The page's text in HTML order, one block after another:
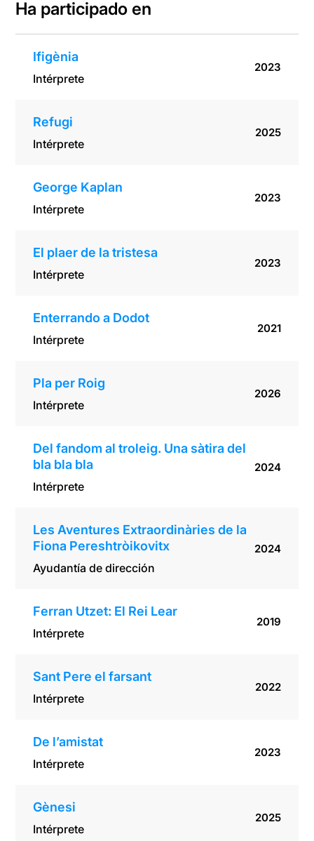
Ha participado en
Ifigènia
Intérprete
2023
Refugi
Intérprete
2025
George Kaplan
Intérprete
2023
El plaer de la tristesa
Intérprete
2023
Enterrando a Dodot
Intérprete
2021
Pla per Roig
Intérprete
2026
Del fandom al troleig. Una sàtira del
bla bla bla
Intérprete
2024
Les Aventures Extraordinàries de la
Fiona Pereshtròikovitx
Ayudantía de dirección
2024
Ferran Utzet: El Rei Lear
Intérprete
2019
Sant Pere el farsant
Intérprete
2022
De l’amistat
Intérprete
2023
Gènesi
Intérprete
2025